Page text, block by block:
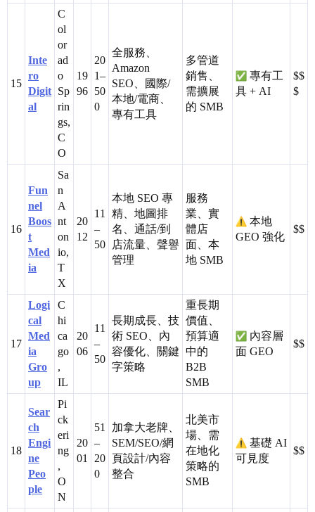
15
Inte
ro
Digit
al
C
ol
or
ad
o
Sp
rin
gs,
C
O
19
96
20
1–
50
0
全服務、
Amazon
SEO、國際/
本地/電商、
專有工具
多管道
銷售、
需擴展
的 SMB
專有工
具 + AI
$$
$
16
Fun
nel
Boos
t
Med
ia
Sa
n
A
nt
on
io,
T
X
20
12
11
–
50
本地 SEO 專
精、地圖排
名、通話/到
店流量、聲譽
管理
服務
業、實
體店
面、本
地 SMB
本地
GEO 強化
$$
17
Logi
cal
Med
ia
Gro
up
C
hi
ca
go
,
IL
20
06
11
–
50
長期成長、技
術 SEO、內
容優化、關鍵
字策略
重長期
價值、
預算適
中的
B2B
SMB
內容層
面 GEO
$$
18
Sear
ch
Engi
ne
Peo
ple
Pi
ck
eri
ng
,
O
N
20
01
51
–
20
0
加拿大老牌、
SEM/SEO/網
頁設計/內容
整合
北美市
場、需
在地化
策略的
SMB
基礎 AI
可見度
$$